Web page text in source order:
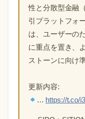
性と分散型金融
引プラットフォ
は、ユーザーの
に重点を置き、
ストーンに向け
更新内容:
… https://t.co/